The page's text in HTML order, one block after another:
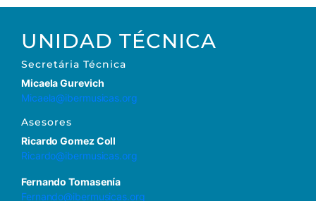
UNIDAD TÉCNICA
Secretária Técnica
Micaela Gurevich
Micaela@ibermusicas.org
Asesores
Ricardo Gomez Coll
Ricardo@ibermusicas.org
Fernando Tomasenía
Fernando@ibermusicas.org